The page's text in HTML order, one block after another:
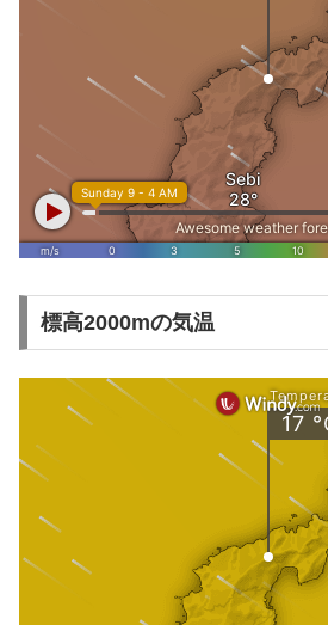
標高2000mの気温